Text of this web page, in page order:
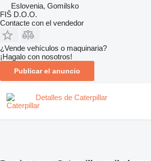
Eslovenia, Gomilsko
FIŠ D.O.O.
Contacte con el vendedor
¿Vende vehículos o maquinaria?
¡Hagalo con nosotros!
Publicar el anuncio
Detalles de Caterpillar